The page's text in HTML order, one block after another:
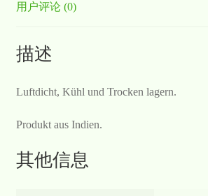
用户评论 (0)
描述
Luftdicht, Kühl und Trocken lagern.
Produkt aus Indien.
其他信息